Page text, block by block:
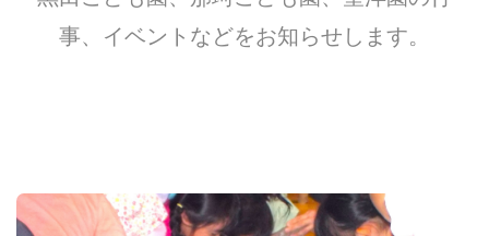
事、イベントなどをお知らせします。